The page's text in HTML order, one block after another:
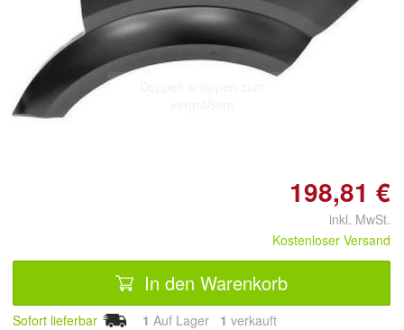
198,81 €
inkl. MwSt.
Kostenloser Versand
In den Warenkorb
Sofort lieferbar 1 Auf Lager 1 verkauft